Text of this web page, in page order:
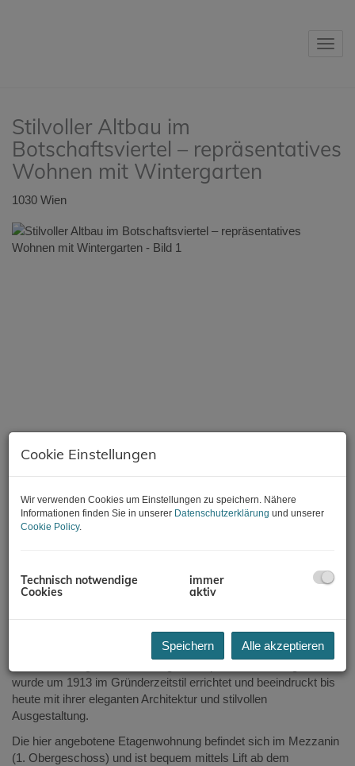
Stilvoller Altbau im
Botschaftsviertel – repräsentatives
Wohnen mit Wintergarten
1030 Wien
In begehrter Lage der Reisnerstraße gelangt diese großzügige
wurde um 1913 im Gründerzeitstil errichtet und beeindruckt bis
heute mit ihrer eleganten Architektur und stilvollen
Ausgestaltung.
Die hier angebotene Etagenwohnung befindet sich im Mezzanin
(1. Obergeschoss) und ist bequem mittels Lift ab dem
Cookie Einstellungen
Wir verwenden Cookies um Einstellungen zu speichern. Nähere
Informationen finden Sie in unserer Datenschutzerklärung und unserer
Cookie Policy.
Technisch notwendige
Cookies
immer
aktiv
Speichern Alle akzeptieren